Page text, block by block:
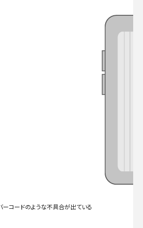
ーコードのような不具合が出ている